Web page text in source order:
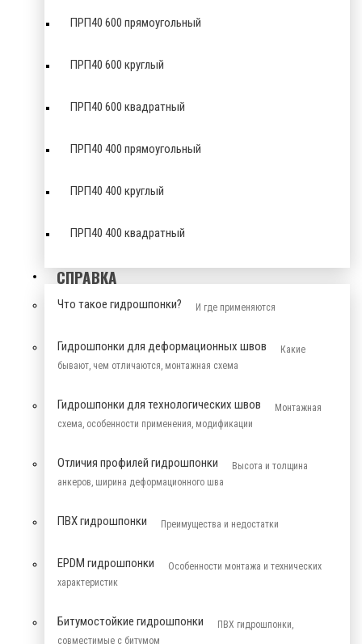
ПРП40 600 прямоугольный
ПРП40 600 круглый
ПРП40 600 квадратный
ПРП40 400 прямоугольный
ПРП40 400 круглый
ПРП40 400 квадратный
СПРАВКА
Что такое гидрошпонки? И где применяются
Гидрошпонки для деформационных швов
Какие
бывают, чем отличаются, монтажная схема
Гидрошпонки для технологических швов
Монтажная
схема, особенности применения, модификации
Отличия профилей гидрошпонки
Высота и толщина
анкеров, ширина деформационного шва
ПВХ гидрошпонки Преимущества и недостатки
EPDM гидрошпонки
Особенности монтажа и технических
характеристик
Битумостойкие гидрошпонки
ПВХ гидрошпонки,
совместимые с битумом